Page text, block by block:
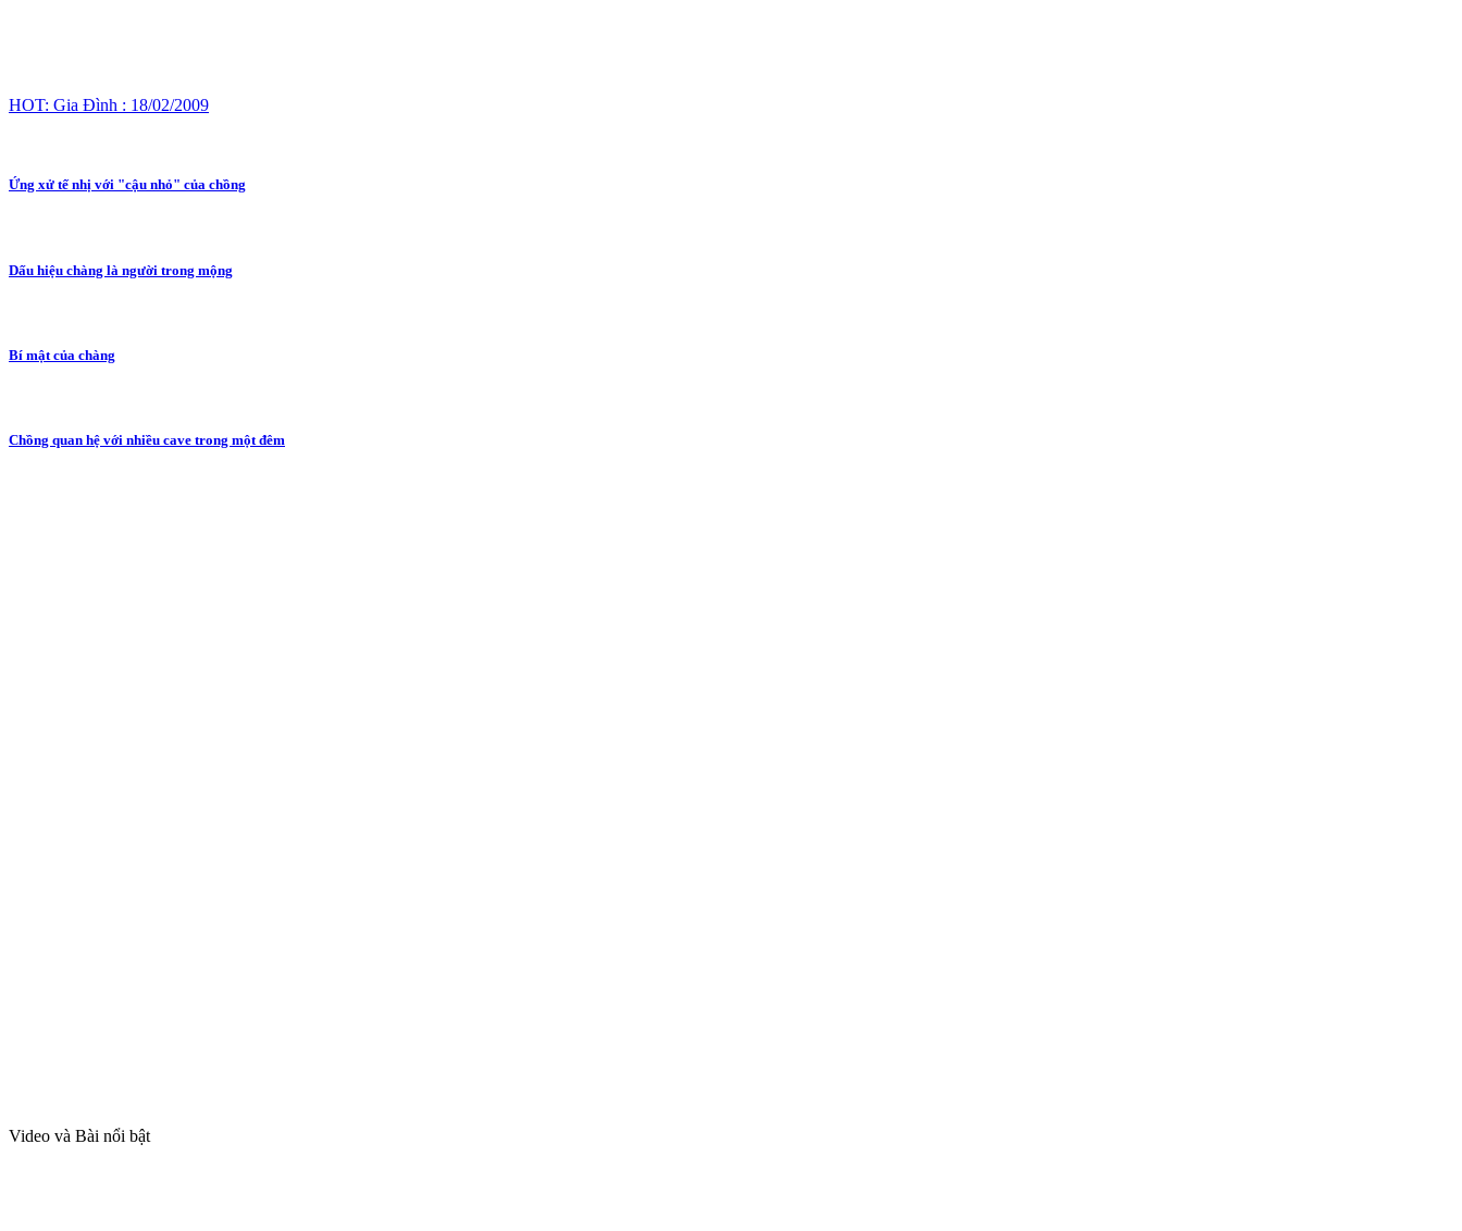
HOT: Gia Đình : 18/02/2009
Ứng xử tế nhị với "cậu nhỏ" của chồng
Dấu hiệu chàng là người trong mộng
Bí mật của chàng
Chồng quan hệ với nhiều cave trong một đêm
Video và Bài nổi bật